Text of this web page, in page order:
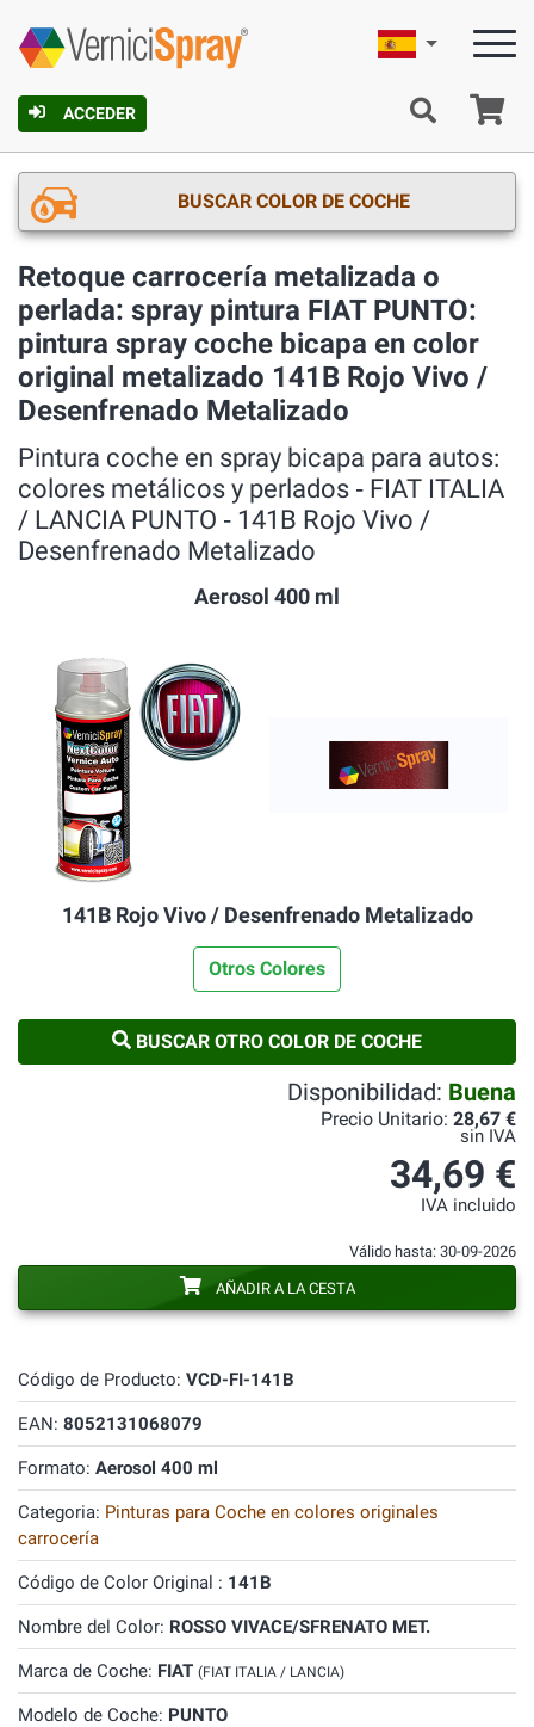
ACCEDER
Español
BUSCAR COLOR DE COCHE
Retoque carrocería metalizada o
perlada: spray pintura FIAT PUNTO:
pintura spray coche bicapa en color
original metalizado 141B Rojo Vivo /
Desenfrenado Metalizado
Pintura coche en spray bicapa para autos:
colores metálicos y perlados ‐ FIAT ITALIA
/ LANCIA PUNTO ‐ 141B Rojo Vivo /
Desenfrenado Metalizado
Aerosol 400 ml
141B Rojo Vivo / Desenfrenado Metalizado
Otros Colores
BUSCAR OTRO COLOR DE COCHE
Código de Producto: VCD-FI-141B
EAN: 8052131068079
Formato: Aerosol 400 ml
Categoria: Pinturas para Coche en colores originales
carrocería
Código de Color Original : 141B
Nombre del Color: ROSSO VIVACE/SFRENATO MET.
Marca de Coche: FIAT (FIAT ITALIA / LANCIA)
Modelo de Coche: PUNTO
Disponibilidad: Buena
Precio Unitario: 28,67 €
sin IVA
34,69 €
IVA incluido
Válido hasta: 30-09-2026
AÑADIR A LA CESTA